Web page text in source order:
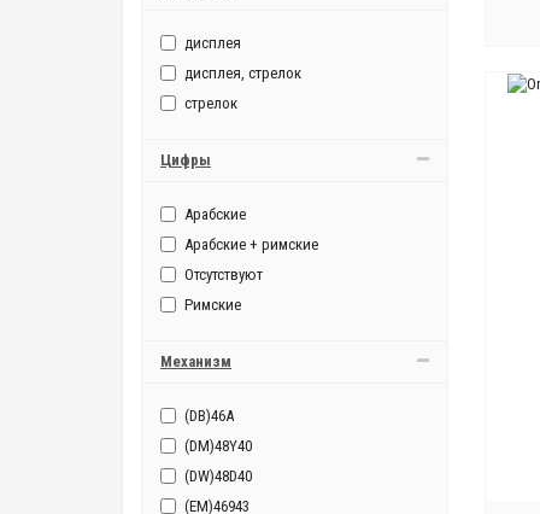
дисплея
дисплея, стрелок
стрелок
Цифры
Арабские
Арабские + римские
Отсутствуют
Римские
Механизм
(DB)46A
(DM)48Y40
(DW)48D40
(EM)46943